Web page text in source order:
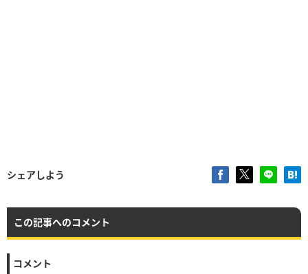
シェアしよう
この記事へのコメント
コメント